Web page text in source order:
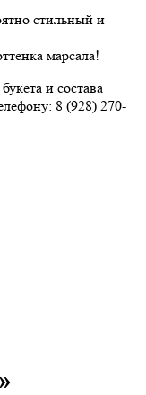
стильный и
марсала!
и состава
8 (928) 270-